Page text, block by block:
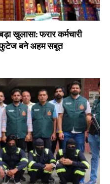
खुलासा: फरार कर्मचारी
फुटेज बने अहम सबूत